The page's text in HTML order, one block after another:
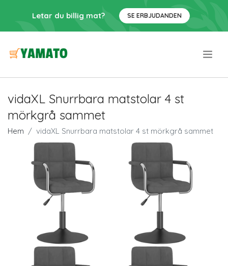
Letar du billig mat? SE ERBJUDANDEN
vidaXL Snurrbara matstolar 4 st
mörkgrå sammet
Hem vidaXL Snurrbara matstolar 4 st mörkgrå sammet